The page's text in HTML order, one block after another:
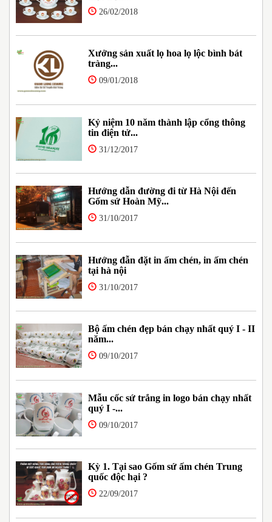
26/02/2018
Xưởng sản xuất lọ hoa lọ lộc bình bát
tràng...
09/01/2018
Kỷ niệm 10 năm thành lập cổng thông
tin điện tử...
31/12/2017
Hướng dẫn đường đi từ Hà Nội đến
Gốm sứ Hoàn Mỹ...
31/10/2017
Hướng đẫn đặt in ấm chén, in ấm chén
tại hà nội
31/10/2017
Bộ ấm chén đẹp bán chạy nhất quý I - II
năm...
09/10/2017
Mẫu cốc sứ trắng in logo bán chạy nhất
quý I -...
09/10/2017
Kỳ 1. Tại sao Gốm sứ ấm chén Trung
quốc độc hại ?
22/09/2017